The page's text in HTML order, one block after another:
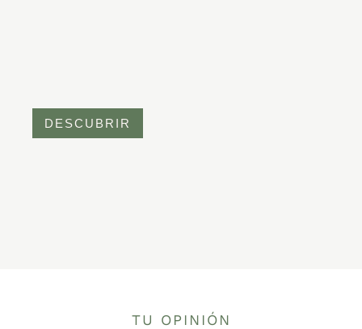
DESCUBRIR
TU OPINIÓN